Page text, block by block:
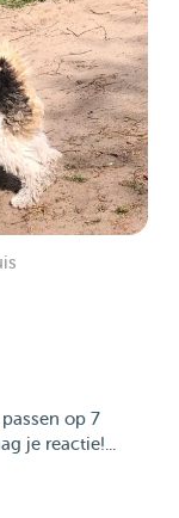
op 7
je reactie!...